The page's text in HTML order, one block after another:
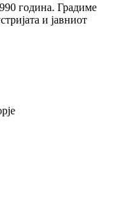
година. Градиме
и јавниот